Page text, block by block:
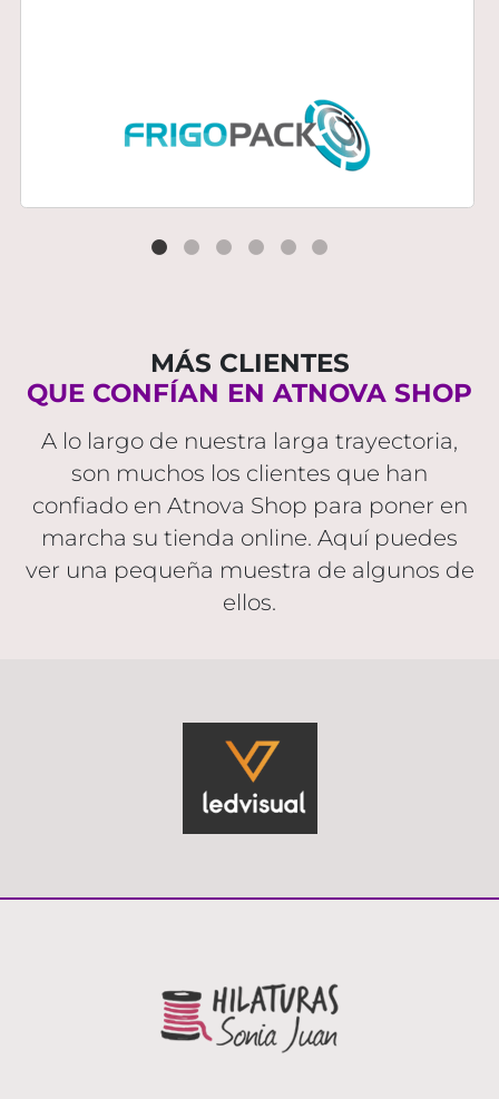
4 5
MÁS CLIENTES
QUE CONFÍAN EN ATNOVA SHOP
A lo largo de nuestra larga trayectoria,
son muchos los clientes que han
confiado en Atnova Shop para poner en
marcha su tienda online. Aquí puedes
ver una pequeña muestra de algunos de
ellos.